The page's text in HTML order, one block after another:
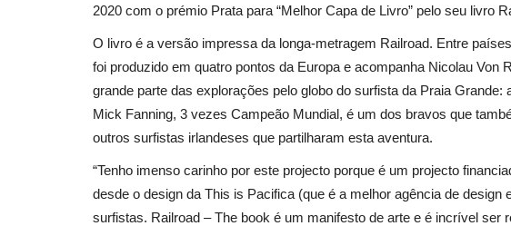
2020 com o prémio Prata para “Melhor Capa de Livro” pelo seu livro
O livro é a versão impressa da longa-metragem Railroad. Entre
foi produzido em quatro pontos da Europa e acompanha Nicolau Von
grande parte das explorações pelo globo do surfista da Praia
Mick Fanning, 3 vezes Campeão Mundial, é um dos bravos que
outros surfistas irlandeses que partilharam esta aventura.
“Tenho imenso carinho por este projecto porque é um projecto
desde o design da This is Pacifica (que é a melhor agência de
surfistas. Railroad – The book é um manifesto de arte e é incrível ser